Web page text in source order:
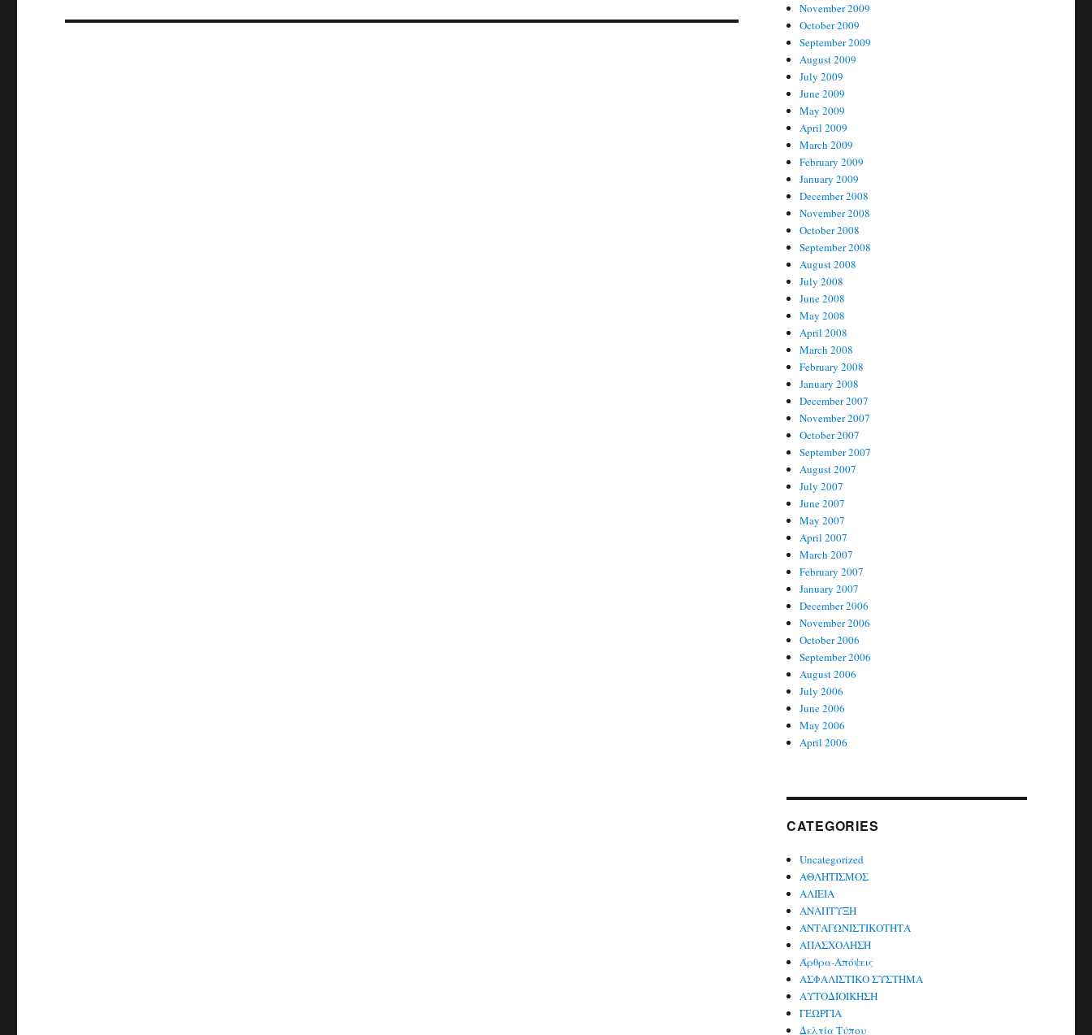
November 2009
October 2009
September 2009
August 2009
July 2009
June 2009
May 2009
April 2009
March 2009
February 2009
January 2009
December 2008
November 2008
October 2008
September 2008
August 2008
July 2008
June 2008
May 2008
April 2008
March 2008
February 2008
January 2008
December 2007
November 2007
October 2007
September 2007
August 2007
July 2007
June 2007
May 2007
April 2007
March 2007
February 2007
January 2007
December 2006
November 2006
October 2006
September 2006
August 2006
July 2006
June 2006
May 2006
April 2006
CATEGORIES
Uncategorized
ΑΘΛΗΤΙΣΜΟΣ
ΑΛΙΕΙΑ
ΑΝΑΠΤΥΞΗ
ΑΝΤΑΓΩΝΙΣΤΙΚΟΤΗΤΑ
ΑΠΑΣΧΟΛΗΣΗ
Άρθρα-Απόψεις
ΑΣΦΑΛΙΣΤΙΚΟ ΣΥΣΤΗΜΑ
ΑΥΤΟΔΙΟΙΚΗΣΗ
ΓΕΩΡΓΙΑ
Δελτία Τύπου